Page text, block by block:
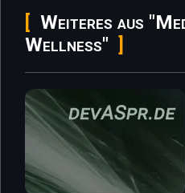
Weiteres aus
Wellness"